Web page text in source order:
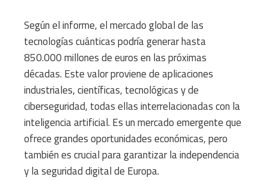
Según el informe, el mercado global de las
tecnologías cuánticas podría generar hasta
850.000 millones de euros en las próximas
décadas. Este valor proviene de aplicaciones
industriales, científicas, tecnológicas y de
ciberseguridad, todas ellas interrelacionadas con la
inteligencia artificial. Es un mercado emergente que
ofrece grandes oportunidades económicas, pero
también es crucial para garantizar la independencia
y la seguridad digital de Europa.